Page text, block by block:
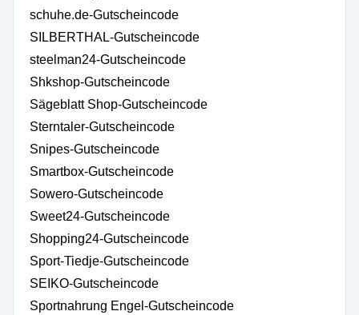
schuhe.de-Gutscheincode
SILBERTHAL-Gutscheincode
steelman24-Gutscheincode
Shkshop-Gutscheincode
Sägeblatt Shop-Gutscheincode
Sterntaler-Gutscheincode
Snipes-Gutscheincode
Smartbox-Gutscheincode
Sowero-Gutscheincode
Sweet24-Gutscheincode
Shopping24-Gutscheincode
Sport-Tiedje-Gutscheincode
SEIKO-Gutscheincode
Sportnahrung Engel-Gutscheincode